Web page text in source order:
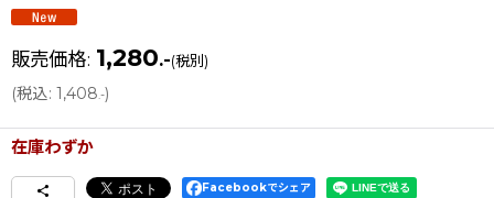
販売価格: 1,280.-(税別)
(税込: 1,408.-)
在庫わずか
Facebookでシェア